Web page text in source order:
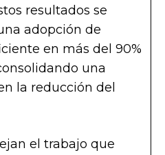
resultados se
adopción de
en más del 90%
una
la reducción del
el trabajo que